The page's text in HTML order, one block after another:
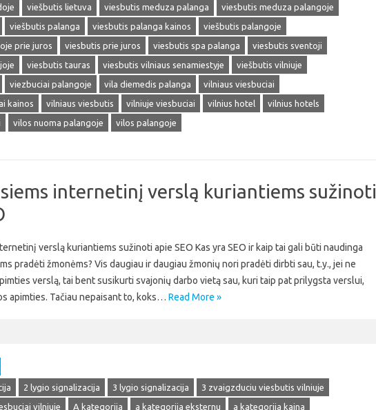
viešbutis lietuva viesbutis meduza palanga
viesbutis meduza palangoje
viešbutis palanga viesbutis palanga kainos
viešbutis palangoje
prie juros
viesbutis prie juros viesbutis spa palanga
viesbutis sventoji
viesbutis tauras viesbutis vilniaus senamiestyje
viešbutis vilniuje
viezbuciai palangoje vila diemedis palanga
vilniaus viesbuciai
kainos
vilniaus viesbutis vilniuje viesbuciai vilnius hotel
vilnius hotels
vilos nuoma palangoje vilos palangoje
internetinį verslą kuriantiems sužinoti
verslą kuriantiems sužinoti apie SEO Kas yra SEO ir kaip tai gali būti naudinga
pradėti žmonėms? Vis daugiau ir daugiau žmonių nori pradėti dirbti sau, t.y., jei ne
verslą, tai bent susikurti svajonių darbo vietą sau, kuri taip pat prilygsta verslui,
apimties. Tačiau nepaisant to, koks… Read More »
2 lygio signalizacija 3 lygio signalizacija
3 zvaigzduciu viesbutis vilniuje
vilniuje
A kategorija a kategorija eksternu a kategorija kaina